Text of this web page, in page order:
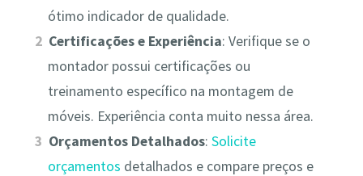
ótimo indicador de qualidade.
Certificações e Experiência: Verifique se o
montador possui certificações ou
treinamento específico na montagem de
móveis. Experiência conta muito nessa área.
Orçamentos Detalhados:Solicite
orçamentos detalhados e compare preços e